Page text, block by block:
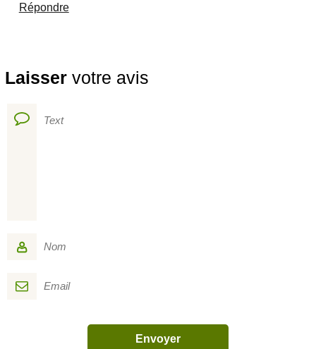
Répondre
Laisservotre avis